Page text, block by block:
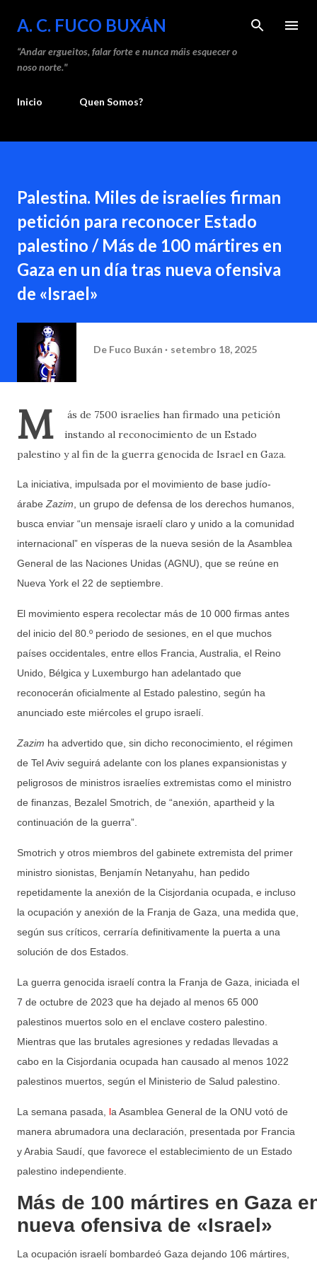
Saltar ao contido principal
A. C. FUCO BUXÁN
“Andar ergueitos, falar forte e nunca máis esquecer o
noso norte."
Inicio Quen Somos?
Palestina. Miles de israelíes firman
petición para reconocer Estado
palestino / Más de 100 mártires en
Gaza en un día tras nueva ofensiva
de «Israel»
De Fuco Buxán setembro 18, 2025
M
ás de 7500 israelíes han firmado una petición
instando al reconocimiento de un Estado
palestino y al fin de la guerra genocida de Israel en Gaza.
La iniciativa, impulsada por el movimiento de base judío-
árabe Zazim , un grupo de defensa de los derechos humanos,
busca enviar “un mensaje israelí claro y unido a la comunidad
internacional” en vísperas de la nueva sesión de la Asamblea
General de las Naciones Unidas (AGNU), que se reúne en
Nueva York el 22 de septiembre.
El movimiento espera recolectar más de 10 000 firmas antes
del inicio del 80.º periodo de sesiones, en el que muchos
países occidentales, entre ellos Francia, Australia, el Reino
Unido, Bélgica y Luxemburgo han adelantado que
reconocerán oficialmente al Estado palestino, según ha
anunciado este miércoles el grupo israelí.
Zazim ha advertido que, sin dicho reconocimiento, el régimen
de Tel Aviv seguirá adelante con los planes expansionistas y
peligrosos de ministros israelíes extremistas como el ministro
de finanzas, Bezalel Smotrich, de “anexión, apartheid y la
continuación de la guerra”.
Smotrich y otros miembros del gabinete extremista del primer
ministro sionistas, Benjamín Netanyahu, han pedido
repetidamente la anexión de la Cisjordania ocupada, e incluso
la ocupación y anexión de la Franja de Gaza, una medida que,
según sus críticos, cerraría definitivamente la puerta a una
solución de dos Estados.
La guerra genocida israelí contra la Franja de Gaza, iniciada el
7 de octubre de 2023 que ha dejado al menos 65 000
palestinos muertos solo en el enclave costero palestino.
Mientras que las brutales agresiones y redadas llevadas a
cabo en la Cisjordania ocupada han causado al menos 1022
palestinos muertos, según el Ministerio de Salud palestino.
La semana pasada, la Asamblea General de la ONU votó de
manera abrumadora una declaración, presentada por Francia
y Arabia Saudí, que favorece el establecimiento de un Estado
palestino independiente.
Más de 100 mártires en Gaza
nueva ofensiva de «Israel»
La ocupación israelí bombardeó Gaza dejando 106 mártires,